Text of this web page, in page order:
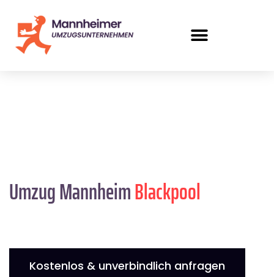
Umzug MannheimBlackpool
Kostenlos & unverbindlich anfragen